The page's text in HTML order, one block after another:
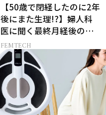
【50歳で閉経したのに2年
後にまた生理!?】婦人科
医に聞く最終月経後の出
血の対処法
FEMTECH